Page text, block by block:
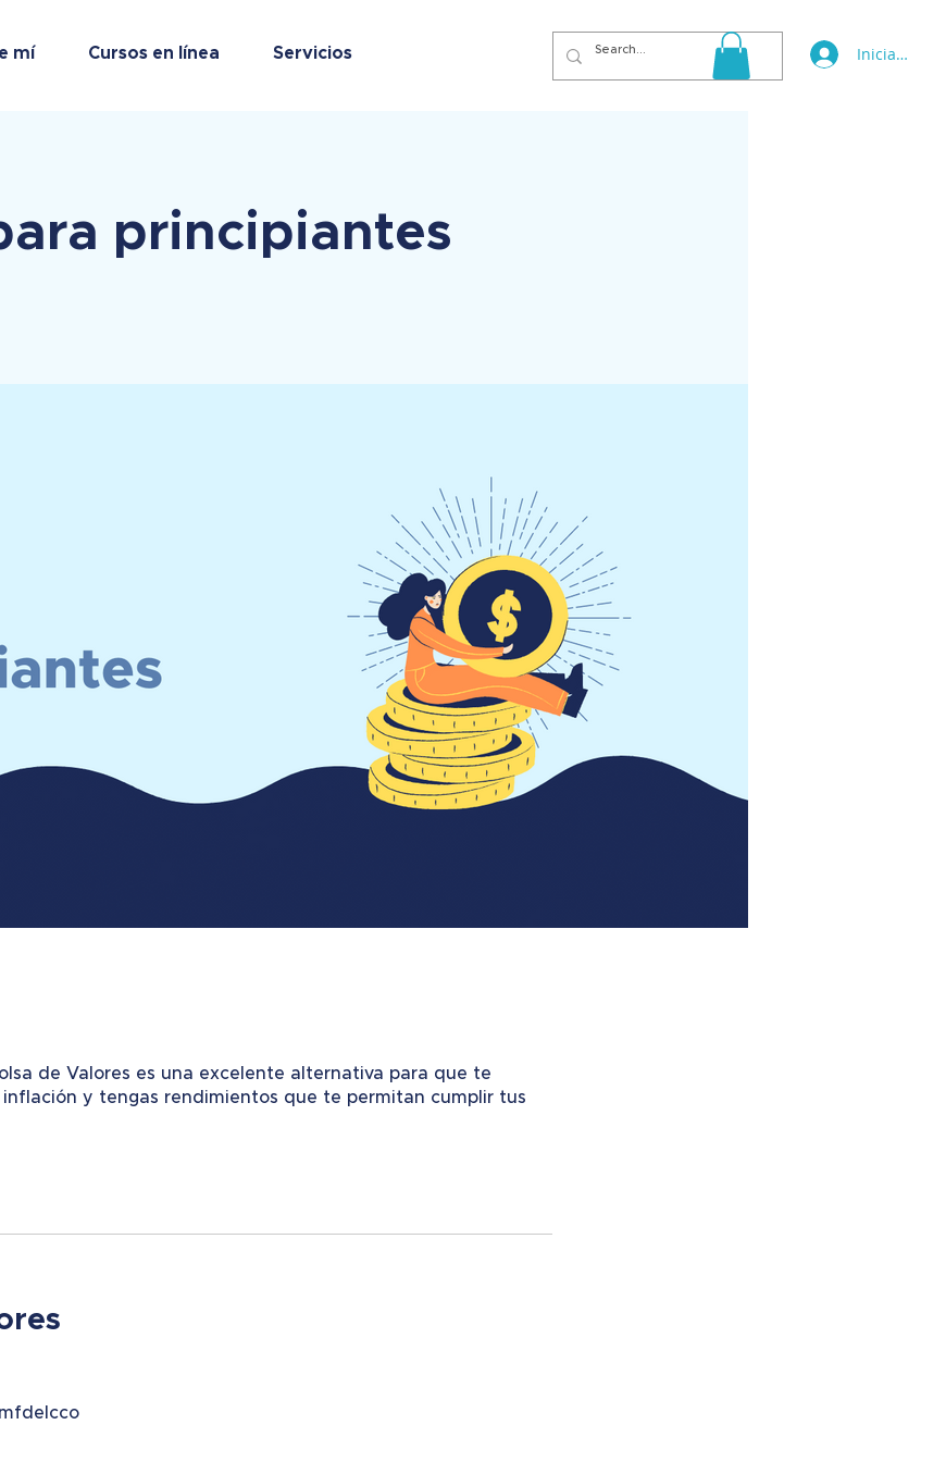
mí Cursos en línea Servicios Iniciar
principiantes
de Valores es una excelente alternativa para que te
y tengas rendimientos que te permitan cumplir tus
mfdelcco